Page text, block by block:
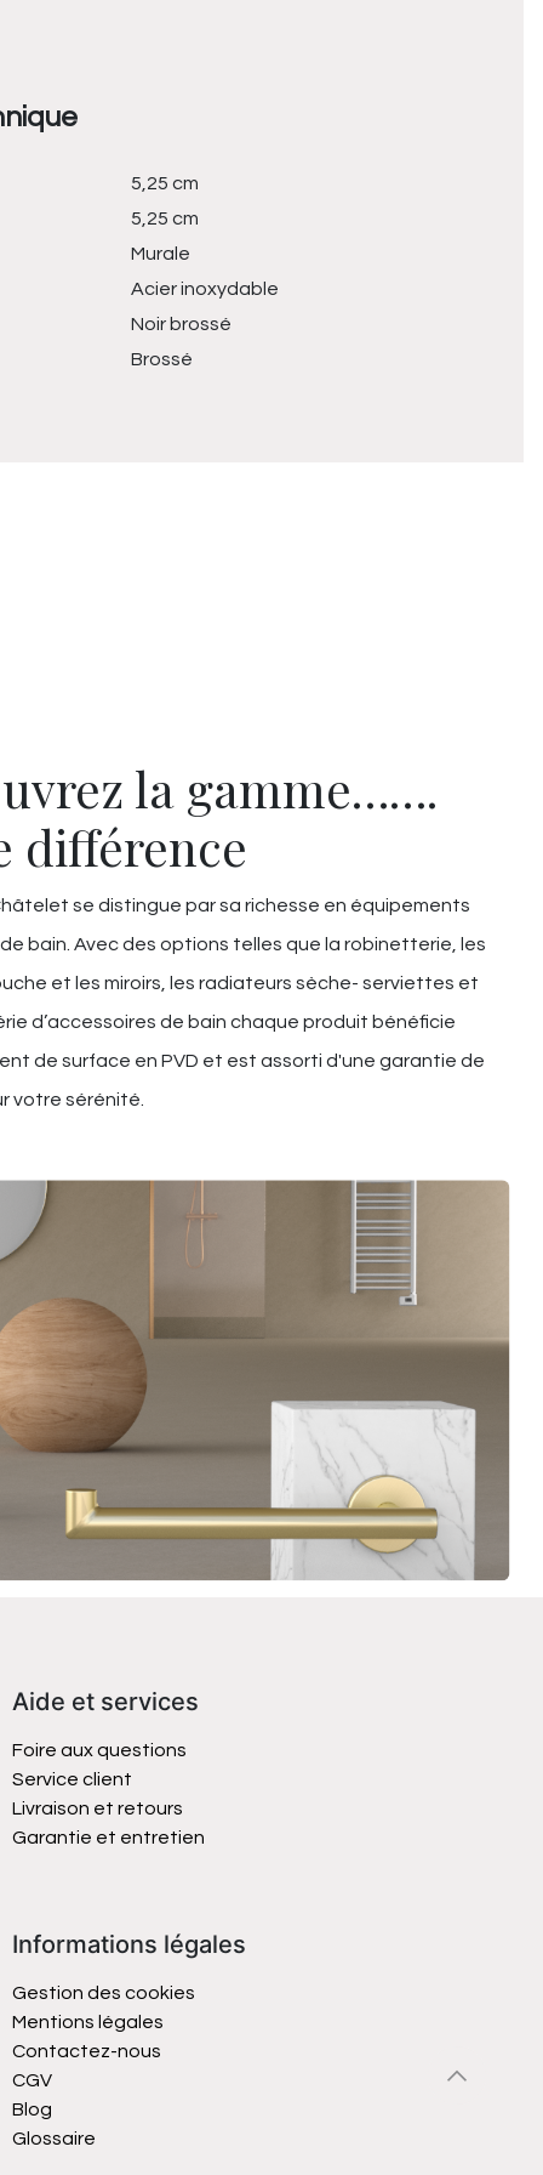
5,25 cm
5,25 cm
Murale
Acier inoxydable
Noir brossé
Brossé
la gamme…….
différence
se distingue par sa richesse en équipements
bain. Avec des options telles que la robinetterie, les
et les miroirs, les radiateurs sèche- serviettes et
d’accessoires de bain chaque produit bénéficie
de surface en PVD et est assorti d'une garantie de
votre sérénité.
Aide et services
Foire aux questions
Service client
Livraison et retours
Garantie et entretien
Informations légales
Gestion des cookies
Mentions légales
Contactez-nous
CGV
Blog
Glossaire